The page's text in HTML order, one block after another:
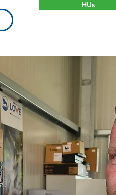
HUs